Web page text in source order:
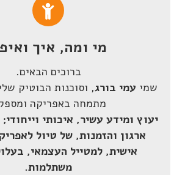
מי ומה, איך
ברוכים הבאים.
שמי עמי בורג, וסוכנות הבוטיק
מתמחה באפריקה
יעוץ ומידע עשיר, איכותי
ארגון והזמנות, של טיול
אישית, למטייל העצמאי, ב
משתלמות.